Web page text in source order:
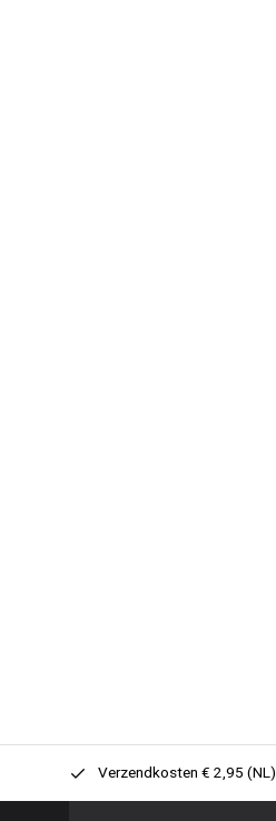
Verzendkosten € 2,95 (NL)